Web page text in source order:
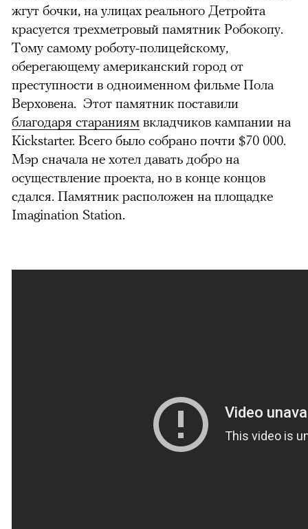
жгут бочки, на улицах реального Детройта
красуется трехметровый памятник Робокопу.
Тому самому роботу-полицейскому,
оберегающему американский город от
преступности в одноименном фильме Пола
Верховена. Этот памятник поставили
благодаря стараниям вкладчиков кампании на
Kickstarter. Всего было собрано почти $70 000.
Мэр сначала не хотел давать добро на
осуществление проекта, но в конце концов
сдался. Памятник расположен на площадке
Imagination Station.